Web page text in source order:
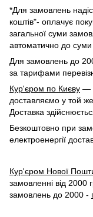
*Для замовлень
коштів"- оплачує
загальної суми
автоматично до
Для замовлень до
за тарифами
Кур'єром по Києву —
доставляємо у той
Доставка
Безкоштовно при
електроенергії
Кур'єром Нової
замовленні від 2000
замовлень до 2000 -